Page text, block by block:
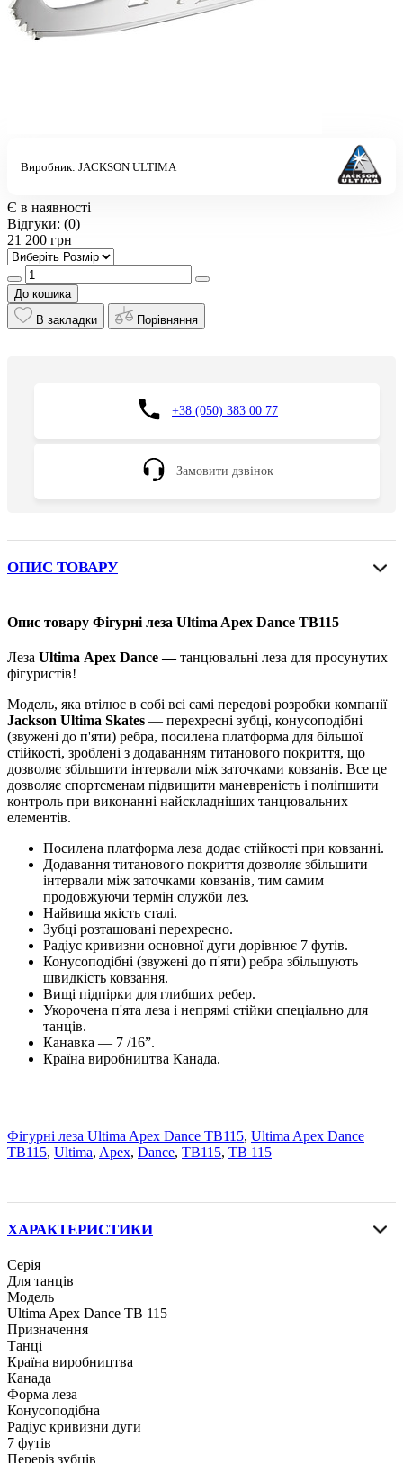
Виробник: JACKSON ULTIMA
Є в наявності
Відгуки: (0)
21 200 грн
До кошика
В закладки
Порівняння
+38 (050) 383 00 77
Замовити дзвінок
ОПИС ТОВАРУ
Опис товару Фігурні леза Ultima Apex Dance TB115
Леза Ultima Apex Dance —танцювальні леза для просунутих
фігуристів!
Модель, яка втілює в собі всі самі передові розробки компанії
Jackson Ultima Skates — перехресні зубці, конусоподібні
(звужені до п'яти) ребра, посилена платформа для більшої
стійкості, зроблені з додаванням титанового покриття, що
дозволяє збільшити інтервали між заточками ковзанів. Все це
дозволяє спортсменам підвищити маневреність і поліпшити
контроль при виконанні найскладніших танцювальних
елементів.
Посилена платформа леза додає стійкості при ковзанні.
Додавання титанового покриття дозволяє збільшити
інтервали між заточками ковзанів, тим самим
продовжуючи термін служби лез.
Найвища якість сталі.
Зубці розташовані перехресно.
Радіус кривизни основної дуги дорівнює 7 футів.
Конусоподібні (звужені до п'яти) ребра збільшують
швидкість ковзання.
Вищі підпірки для глибших ребер.
Укорочена п'ята леза і непрямі стійки спеціально для
танців.
Канавка — 7 /16”.
Країна виробництва Канада.
Фігурні леза Ultima Apex Dance TB115, Ultima Apex Dance
TB115, Ultima, Apex, Dance, TB115, TB 115
ХАРАКТЕРИСТИКИ
Серія
Для танців
Модель
Ultima Apex Dance TB 115
Призначення
Танці
Країна виробництва
Канада
Форма леза
Конусоподібна
Радіус кривизни дуги
7 футів
Переріз зубців